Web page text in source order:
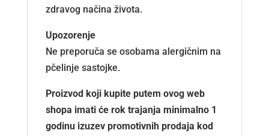
zdravog načina života.
Upozorenje
Ne preporuča se osobama alergičnim na
pčelinje sastojke.
Proizvod koji kupite putem ovog web
shopa imati će rok trajanja minimalno 1
godinu izuzev promotivnih prodaja kod